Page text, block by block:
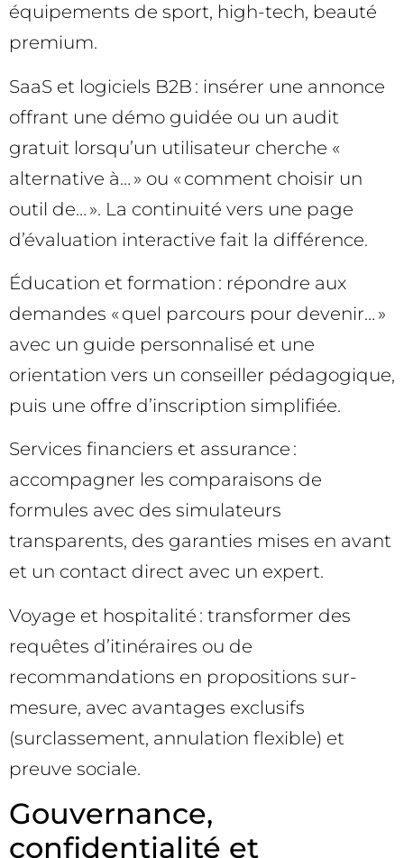
équipements de sport, high-tech, beauté
premium.
SaaS et logiciels B2B : insérer une annonce
offrant une démo guidée ou un audit
gratuit lorsqu’un utilisateur cherche «
alternative à… » ou « comment choisir un
outil de… ». La continuité vers une page
d’évaluation interactive fait la différence.
Éducation et formation : répondre aux
demandes « quel parcours pour devenir… »
avec un guide personnalisé et une
orientation vers un conseiller pédagogique,
puis une offre d’inscription simplifiée.
Services financiers et assurance :
accompagner les comparaisons de
formules avec des simulateurs
transparents, des garanties mises en avant
et un contact direct avec un expert.
Voyage et hospitalité : transformer des
requêtes d’itinéraires ou de
recommandations en propositions sur-
mesure, avec avantages exclusifs
(surclassement, annulation flexible) et
preuve sociale.
Gouvernance,
confidentialité et